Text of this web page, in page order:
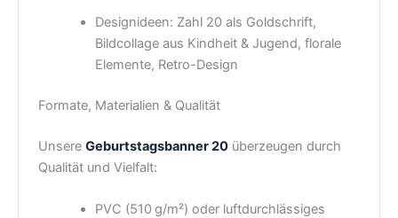
Designideen: Zahl 20 als Goldschrift,
Bildcollage aus Kindheit & Jugend, florale
Elemente, Retro-Design
Formate, Materialien & Qualität
Unsere Geburtstagsbanner 20 überzeugen durch
Qualität und Vielfalt:
PVC (510 g/m²) oder luftdurchlässiges